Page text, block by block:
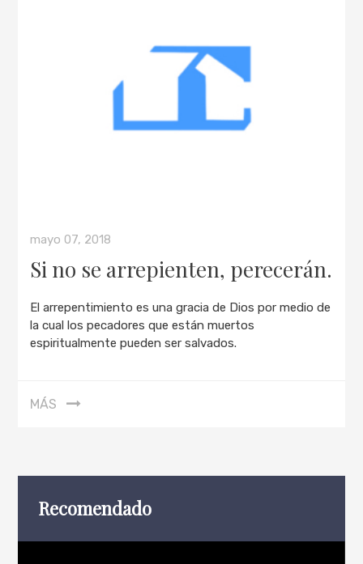
mayo 07, 2018
Si no se arrepienten, perecerán.
El arrepentimiento es una gracia de Dios por medio de
la cual los pecadores que están muertos
espiritualmente pueden ser salvados.
MÁS
Recomendado